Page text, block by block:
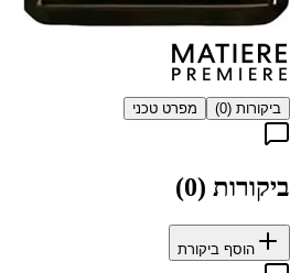
ביקורות (0
) מפרט טכני
ביקורות (0
)
הוסף ביקורת